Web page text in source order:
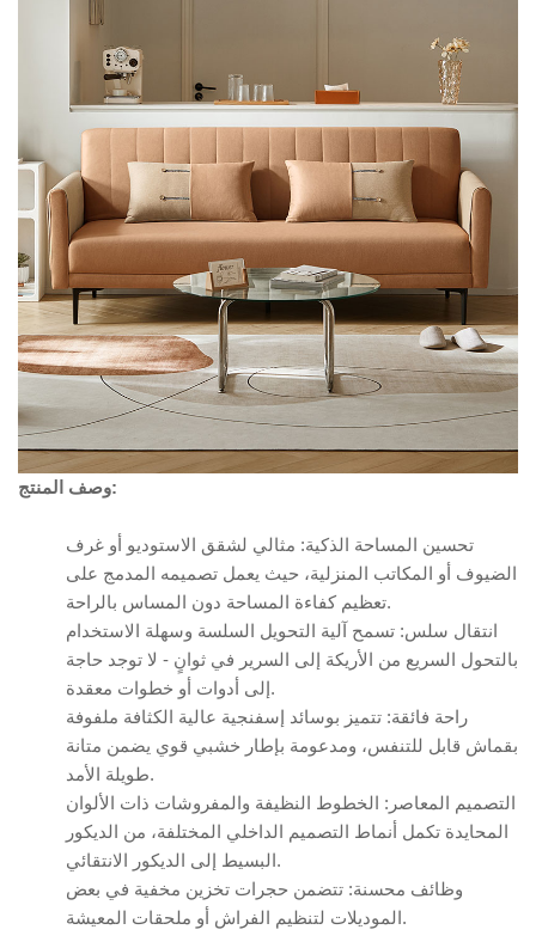
وصف المنتج:
تحسين المساحة الذكية: مثالي لشقق الاستوديو أو غرف
الضيوف أو المكاتب المنزلية، حيث يعمل تصميمه المدمج على
تعظيم كفاءة المساحة دون المساس بالراحة.
انتقال سلس: تسمح آلية التحويل السلسة وسهلة الاستخدام
بالتحول السريع من الأريكة إلى السرير في ثوانٍ - لا توجد حاجة
إلى أدوات أو خطوات معقدة.
راحة فائقة: تتميز بوسائد إسفنجية عالية الكثافة ملفوفة
بقماش قابل للتنفس، ومدعومة بإطار خشبي قوي يضمن متانة
طويلة الأمد.
التصميم المعاصر: الخطوط النظيفة والمفروشات ذات الألوان
المحايدة تكمل أنماط التصميم الداخلي المختلفة، من الديكور
البسيط إلى الديكور الانتقائي.
وظائف محسنة: تتضمن حجرات تخزين مخفية في بعض
الموديلات لتنظيم الفراش أو ملحقات المعيشة.